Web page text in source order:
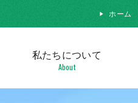
私たちについて
About
ホーム